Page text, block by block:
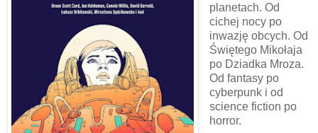
planetach. Od
cichej nocy po
inwazję obcych. Od
Świętego Mikołaja
po Dziadka Mroza.
Od fantasy po
cyberpunk i od
science fiction po
horror.